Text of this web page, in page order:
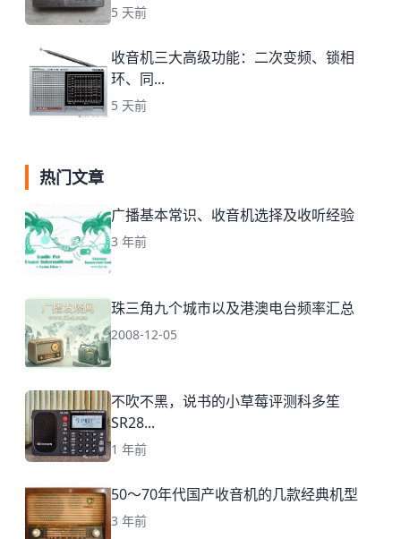
5 天前
收音机三大高级功能：二次变频、锁相
环、同...
5 天前
热门文章
广播基本常识、收音机选择及收听经验
3 年前
珠三角九个城市以及港澳电台频率汇总
2008-12-05
不吹不黑，说书的小草莓评测科多笙
SR28...
1 年前
50～70年代国产收音机的几款经典机型
3 年前